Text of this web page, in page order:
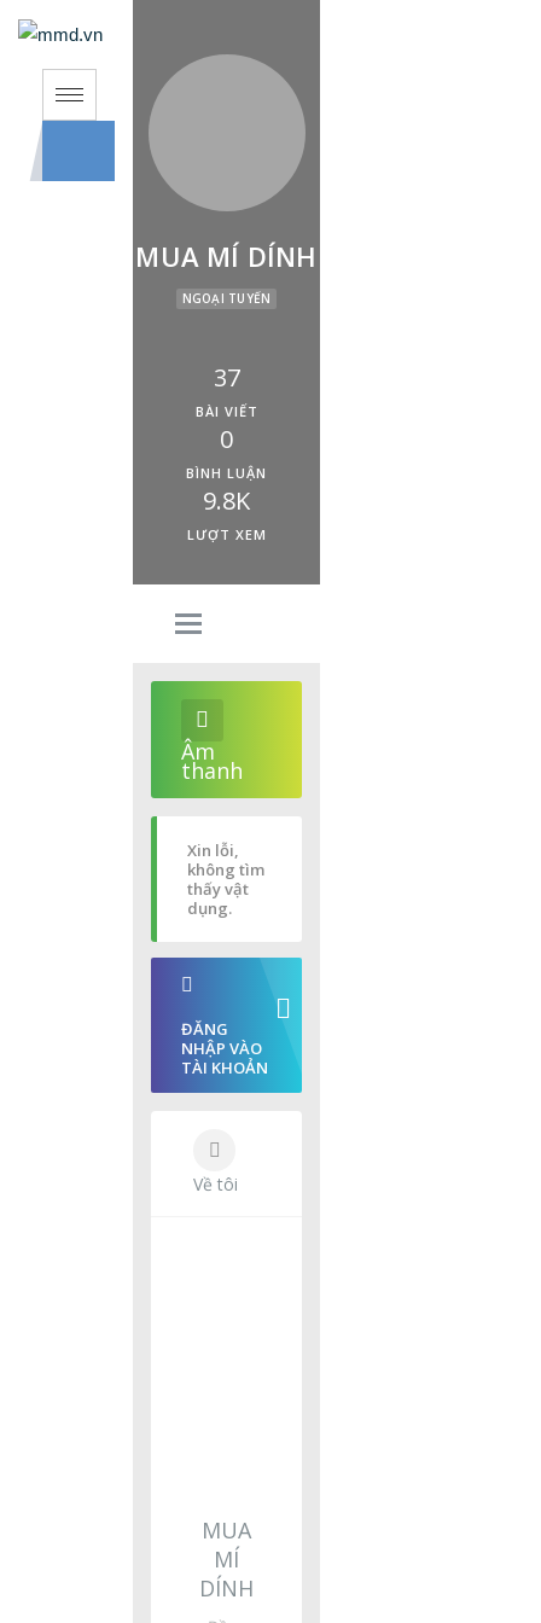
MUA MÍ DÍNH
NGOẠI TUYẾN
37
BÀI VIẾT
0
BÌNH LUẬN
9.8K
LƯỢT XEM
Âm
thanh
Xin lỗi,
không tìm
thấy vật
dụng.
ĐĂNG
NHẬP VÀO
TÀI KHOẢN
Về tôi
MUA
MÍ
DÍNH